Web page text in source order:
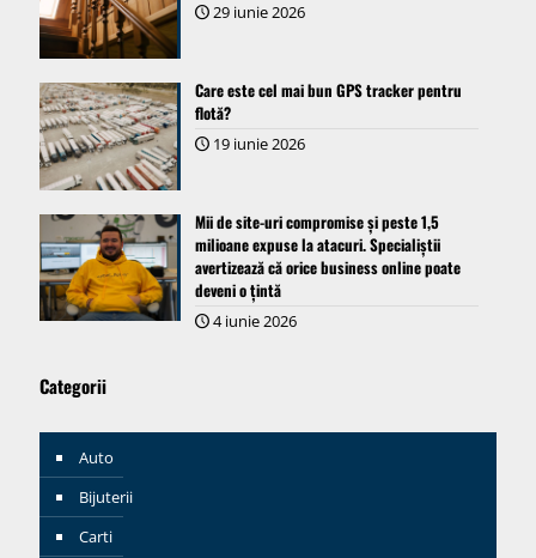
29 iunie 2026
Care este cel mai bun GPS tracker pentru
flotă?
19 iunie 2026
Mii de site-uri compromise și peste 1,5
milioane expuse la atacuri. Specialiștii
avertizează că orice business online poate
deveni o țintă
4 iunie 2026
Categorii
Auto
Bijuterii
Carti